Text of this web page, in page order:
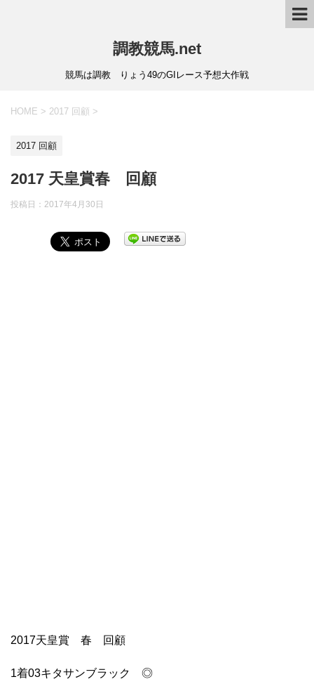
調教競馬.net
競馬は調教 りょう49のGIレース予想大作戦
HOME > 2017 回顧 >
2017 回顧
2017 天皇賞春 回顧
投稿日： 2017年4月30日
2017天皇賞 春 回顧
1着03キタサンブラック ◎